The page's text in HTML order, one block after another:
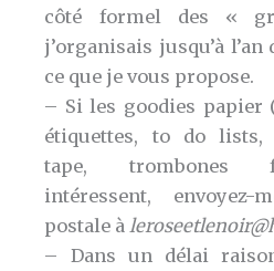
côté formel des «
j’organisais jusqu’à
ce que je vous propose.
– Si les goodies papier
étiquettes, to do lists,
tape, trombones
intéressent, envoyez-
postale à
– Dans un délai